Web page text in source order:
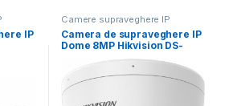
IP
Camere supraveghere IP
Camera de supraveghere IP
Dome 8MP Hikvision DS-
2CD1183G2-LIUF(2.8MM),